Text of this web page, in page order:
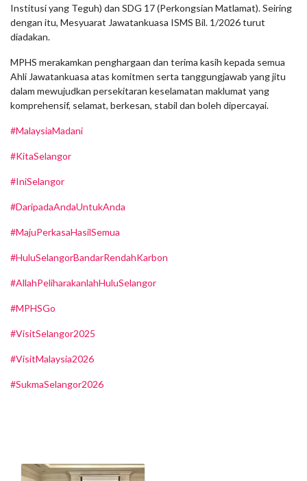
Institusi yang Teguh) dan SDG 17 (Perkongsian Matlamat). Seiring
dengan itu, Mesyuarat Jawatankuasa ISMS Bil. 1/2026 turut
diadakan.
MPHS merakamkan penghargaan dan terima kasih kepada semua
Ahli Jawatankuasa atas komitmen serta tanggungjawab yang jitu
dalam mewujudkan persekitaran keselamatan maklumat yang
komprehensif, selamat, berkesan, stabil dan boleh dipercayai.
#MalaysiaMadani
#KitaSelangor
#IniSelangor
#DaripadaAndaUntukAnda
#MajuPerkasaHasilSemua
#HuluSelangorBandarRendahKarbon
#AllahPeliharakanlahHuluSelangor
#MPHSGo
#VisitSelangor2025
#VisitMalaysia2026
#SukmaSelangor2026